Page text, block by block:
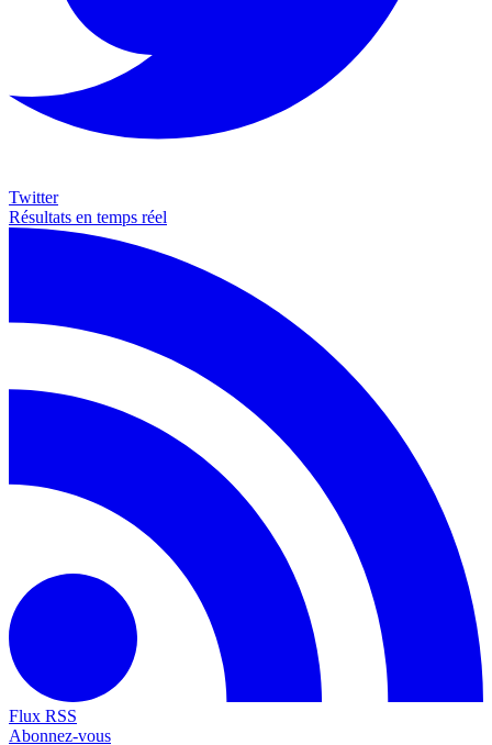
Twitter
Résultats en temps réel
Flux RSS
Abonnez-vous